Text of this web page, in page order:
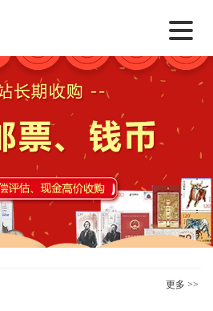
情
述
题
苑
更多 >>
元成交100版
元成交95版
3.90元成交444版
元成交239版
元成交100张
元成交46张